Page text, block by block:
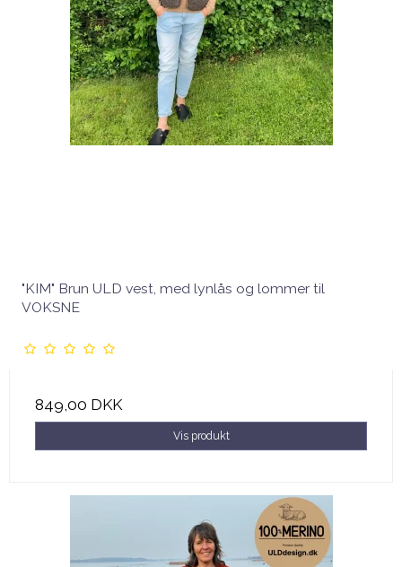
"KIM" Brun ULD vest, med lynlås og lommer til
VOKSNE
849,00 DKK
Vis produkt